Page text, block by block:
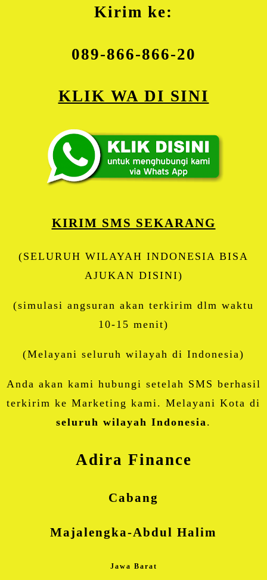
Kirim ke:
089-866-866-20
KLIK WA DI SINI
KIRIM SMS SEKARANG
(SELURUH WILAYAH INDONESIA BISA
AJUKAN DISINI)
(simulasi angsuran akan terkirim dlm waktu
10-15 menit)
(Melayani seluruh wilayah di Indonesia)
Anda akan kami hubungi setelah SMS berhasil
terkirim ke Marketing kami. Melayani Kota di
seluruh wilayah Indonesia.
Adira Finance
Cabang
Majalengka-Abdul Halim
Jawa Barat